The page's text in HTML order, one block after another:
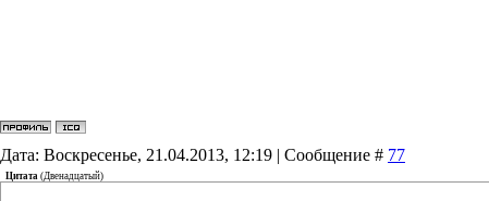
Дата: Воскресенье, 21.04.2013, 12:19 | Сообщение # 77
Цитата (Двенадцатый)